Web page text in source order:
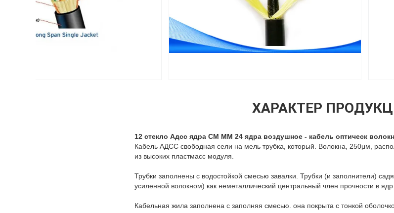
ХАРАКТЕР
12 стекло Адсс ядра СМ ММ 24 ядра воздушное - кабель оптическ
Кабель АДСС свободная сели на мель трубка, который. Волокна, 250μм,
из высоких пластмасс модуля.
Трубки заполнены с водостойкой смесью завалки. Трубки (и заполнители)
усиленной волокном) как неметаллический центральный член прочности в ядр
Кабельная жила заполнена с заполняя смесью. она покрыта с тонкой